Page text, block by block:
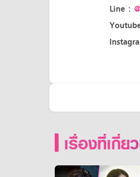
Line :
เรื่องที่เกี่ย